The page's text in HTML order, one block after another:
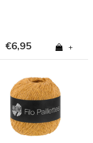
€6,95 +